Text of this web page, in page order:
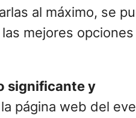
al máximo, se
mejores opciones
significante y
página web del